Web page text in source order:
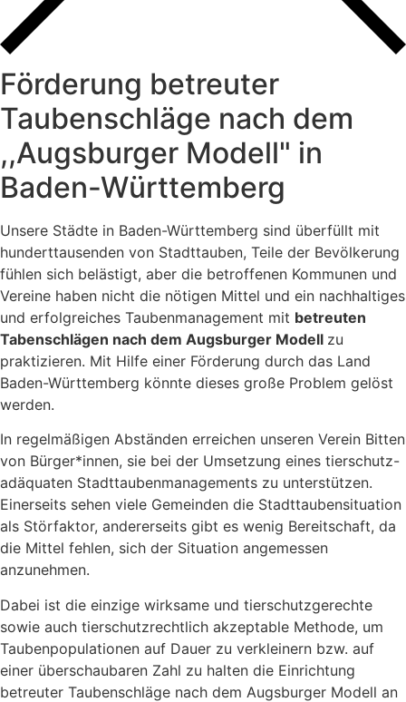
Förderung betreuter
Taubenschläge nach dem
,,Augsburger Modell" in
Baden-Württemberg
Unsere Städte in Baden-Württemberg sind überfüllt mit
hunderttausenden von Stadttauben, Teile der Bevölkerung
fühlen sich belästigt, aber die betroffenen Kommunen und
Vereine haben nicht die nötigen Mittel und ein nachhaltiges
und erfolgreiches Taubenmanagement mit betreuten
Tabenschlägen nach dem Augsburger Modell zu
praktizieren. Mit Hilfe einer Förderung durch das Land
Baden-Württemberg könnte dieses große Problem gelöst
werden.
In regelmäßigen Abständen erreichen unseren Verein Bitten
von Bürger*innen, sie bei der Umsetzung eines tierschutz-
adäquaten Stadttaubenmanagements zu unterstützen.
Einerseits sehen viele Gemeinden die Stadttaubensituation
als Störfaktor, andererseits gibt es wenig Bereitschaft, da
die Mittel fehlen, sich der Situation angemessen
anzunehmen.
Dabei ist die einzige wirksame und tierschutzgerechte
sowie auch tierschutzrechtlich akzeptable Methode, um
Taubenpopulationen auf Dauer zu verkleinern bzw. auf
einer überschaubaren Zahl zu halten die Einrichtung
betreuter Taubenschläge nach dem Augsburger Modell an